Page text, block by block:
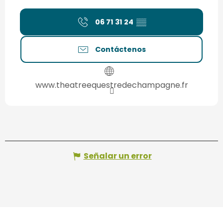
06 71 31 24 ▒▒
Contáctenos
www.theatreequestredechampagne.fr
Señalar un error